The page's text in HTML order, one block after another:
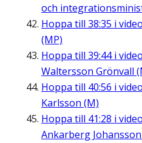
och
Hoppa till 38:35 i
(MP)
Hoppa till 39:44i
Waltersson Grönvall
Hoppa till 40:56 i
Karlsson (M)
Hoppa till 41:28 i
Ankarberg Johansson